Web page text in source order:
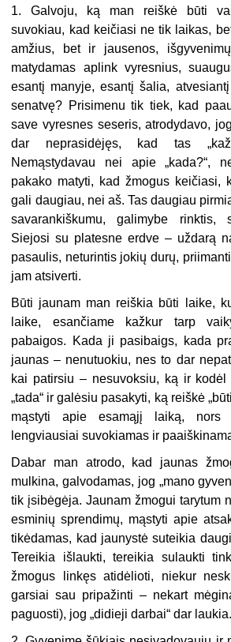
1. Galvoju, ką man reiškė būti
suvokiau, kad keičiasi ne tik laikas,
amžius, bet ir jausenos,
matydamas aplink vyresnius,
esantį manyje, esantį šalia,
senatvę? Prisimenu tik tiek, kad
save vyresnes seseris, atrodydavo,
dar neprasidėjęs, kad tas
Nemąstydavau nei apie „kada?“,
pakako matyti, kad žmogus keičiasi,
gali daugiau, nei aš. Tas daugiau
savarankiškumu, galimybe rinktis,
Siejosi su platesne erdve – uždarą
pasaulis, neturintis jokių durų,
jam atsiverti.
Būti jaunam man reiškia būti laike,
laike, esančiame kažkur tarp
pabaigos. Kada ji pasibaigs, kada
jaunas – nenutuokiu, nes to dar
kai patirsiu – nesuvoksiu, ką ir
„tada“ ir galėsiu pasakyti, ką reiškė
mąstyti apie esamąjį laiką,
lengviausiai suvokiamas ir
Dabar man atrodo, kad jaunas
mulkina, galvodamas, jog „mano
tik įsibėgėja. Jaunam žmogui tarytum
esminių sprendimų, mąstyti apie
tikėdamas, kad jaunystė suteikia
Tereikia išlaukti, tereikia sulaukti
žmogus linkęs atidėlioti, niekur
garsiai sau pripažinti – nekart
paguosti), jog „didieji darbai“ dar